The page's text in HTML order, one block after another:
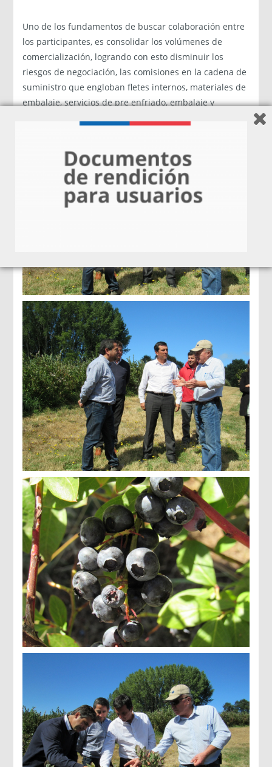
Uno de los fundamentos de buscar colaboración entre
los participantes, es consolidar los volúmenes de
comercialización, logrando con esto disminuir los
riesgos de negociación, las comisiones en la cadena de
suministro que engloban fletes internos, materiales de
embalaje, servicios de pre enfriado, embalaje y